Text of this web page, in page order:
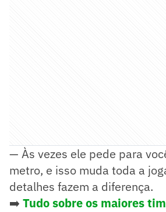
— Às vezes ele pede para
metro, e isso muda toda a
detalhes fazem a diferença.
➡️ Tudo sobre os maiores